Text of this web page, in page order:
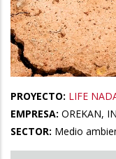
PROYECTO: LIFE
EMPRESA: OREKAN,
SECTOR: Medio